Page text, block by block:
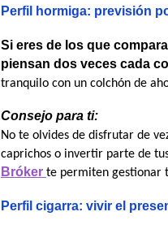
Perfil hormiga: previsión
Si eres de los que
piensan dos veces cada
tranquilo con un colchón de
Consejo para ti:
No te olvides de disfrutar de
caprichos o invertir parte de
Bróker te permiten gestionar
Perfil cigarra: vivir el